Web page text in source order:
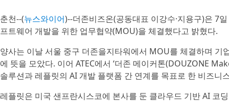
춘천--(뉴스와이어)--더존비즈온(공동대표 이강수·지용구)은 7
프트웨어 개발을 위한 업무협약(MOU)을 체결했다고 밝혔다.
양사는 이날 서울 중구 더존을지타워에서 MOU를 체결하며 기
에 뜻을 모았다. 이어 ATEC에서 ‘더존 메이커톤(DOUZONE
솔루션과 레플릿의 AI 개발 플랫폼 간 연계를 목표로 한 비즈니
레플릿은 미국 샌프란시스코에 본사를 둔 클라우드 기반 AI 코